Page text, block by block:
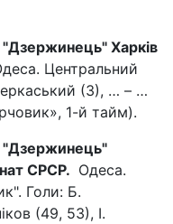
Харків
Центральний
(3), … – …
1-й тайм).
"Дзержинець"
СРСР. Одеса.
Голи: Б.
(49, 53), І.